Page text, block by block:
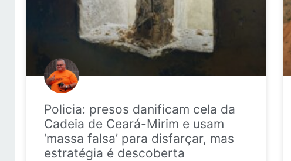
Policia: presos danificam cela da
Cadeia de Ceará-Mirim e usam
‘massa falsa’ para disfarçar, mas
estratégia é descoberta